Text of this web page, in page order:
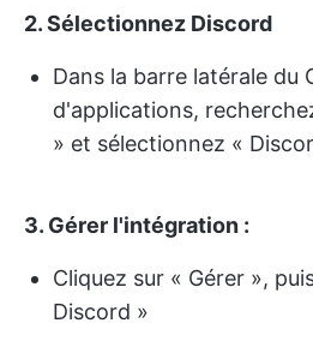
2.Sélectionnez Discord
Dans la barre latérale du
d'applications,
» et sélectionnez «
3. Gérer l'intégration :
Cliquez sur « Gérer »,
Discord »